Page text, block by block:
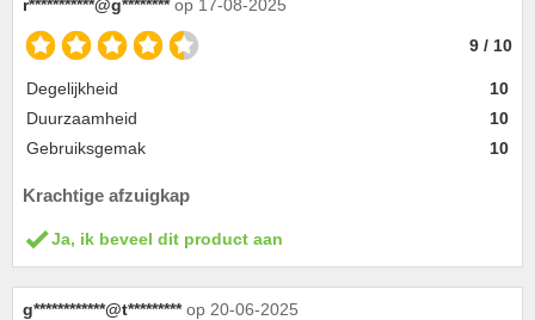
r***********@g******** op 17-08-2025
9 / 10
Degelijkheid
10
Duurzaamheid
10
Gebruiksgemak
10
Krachtige afzuigkap
Ja, ik beveel dit product aan
g************@t********* op 20-06-2025